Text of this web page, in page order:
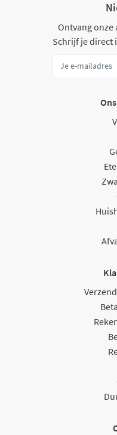
Ontvang onze
Schrijf je direct